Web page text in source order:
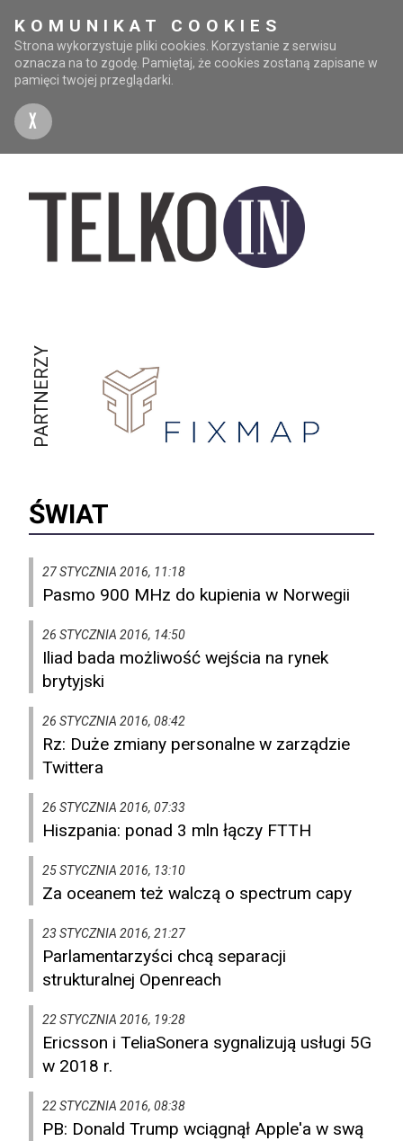
KOMUNIKAT COOKIES
Strona wykorzystuje pliki cookies. Korzystanie z serwisu
oznacza na to zgodę. Pamiętaj, że cookies zostaną zapisane w
pamięci twojej przeglądarki.
X
PARTNERZY
ŚWIAT
27 STYCZNIA 2016, 11:18
Pasmo 900 MHz do kupienia w Norwegii
26 STYCZNIA 2016, 14:50
Iliad bada możliwość wejścia na rynek
brytyjski
26 STYCZNIA 2016, 08:42
Rz: Duże zmiany personalne w zarządzie
Twittera
26 STYCZNIA 2016, 07:33
Hiszpania: ponad 3 mln łączy FTTH
25 STYCZNIA 2016, 13:10
Za oceanem też walczą o spectrum capy
23 STYCZNIA 2016, 21:27
Parlamentarzyści chcą separacji
strukturalnej Openreach
22 STYCZNIA 2016, 19:28
Ericsson i TeliaSonera sygnalizują usługi 5G
w 2018 r.
22 STYCZNIA 2016, 08:38
PB: Donald Trump wciągnął Apple'a w swą